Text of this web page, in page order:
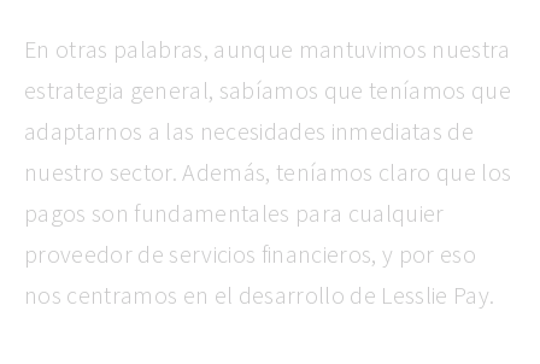
En otras palabras, aunque mantuvimos nuestra
estrategia general, sabíamos que teníamos que
adaptarnos a las necesidades inmediatas de
nuestro sector. Además, teníamos claro que los
pagos son fundamentales para cualquier
proveedor de servicios financieros, y por eso
nos centramos en el desarrollo de Lesslie Pay.